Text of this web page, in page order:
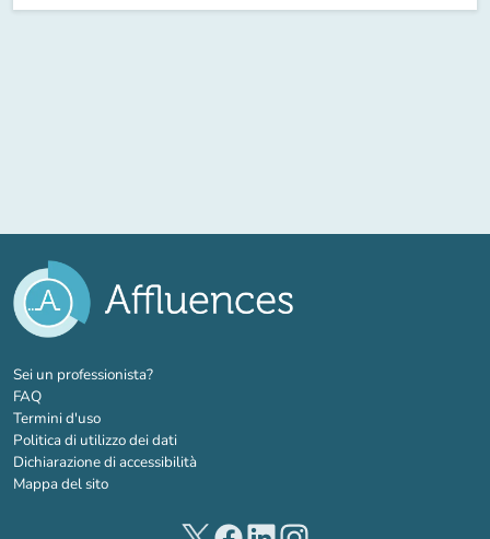
Sei un professionista?(nuova scheda)
FAQ
Termini d'uso
Politica di utilizzo dei dati
Dichiarazione di accessibilità
Mappa del sito
(nuova scheda)
(nuova scheda)
(nuova scheda)